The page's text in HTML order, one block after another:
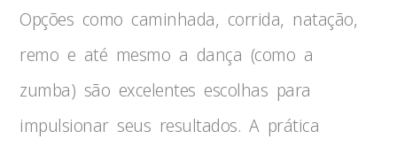
Opções como caminhada, corrida, natação,
remo e até mesmo a dança (como a
zumba) são excelentes escolhas para
impulsionar seus resultados. A prática